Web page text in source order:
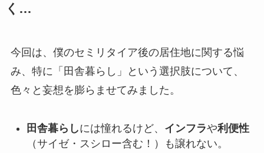
く…
今回は、僕のセミリタイア後の居住地に関する悩
み、特に「田舎暮らし」という選択肢について、
色々と妄想を膨らませてみました。
田舎暮らしには憧れるけど、 インフラや利便性
（サイゼ・スシロー含む！）も譲れない。